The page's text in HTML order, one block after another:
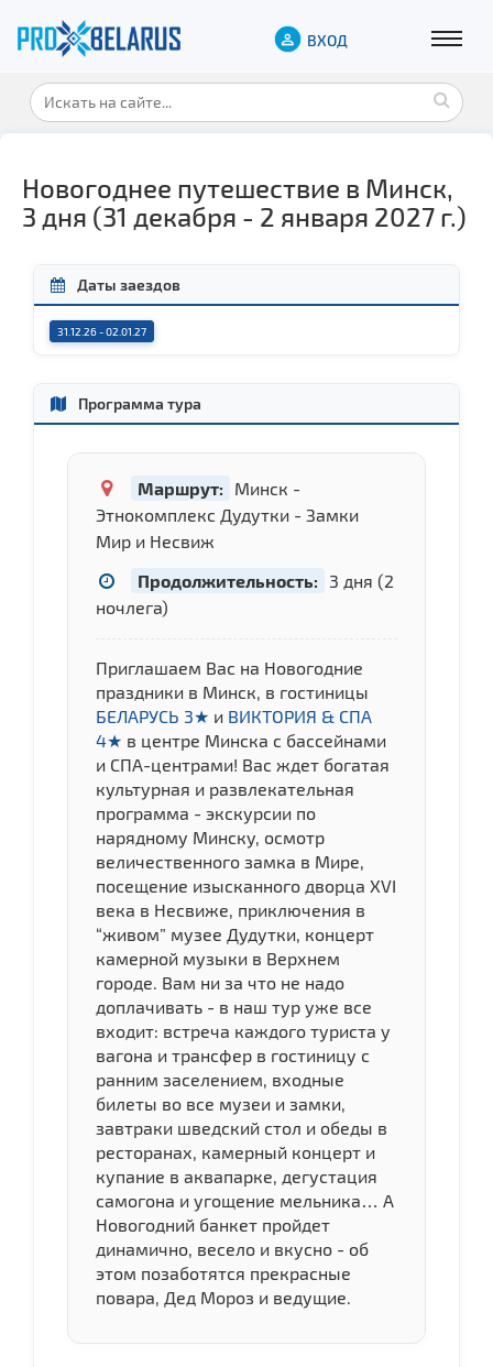
ВХОД
Новогоднее путешествие в Минск,
3 дня (31 декабря - 2 января 2027 г.)
Даты заездов
31.12.26 - 02.01.27
Программа тура
Маршрут:
Минск -
Этнокомплекс Дудутки - Замки
Мир и Несвиж
Продолжительность:
3 дня (2
ночлега)
Приглашаем Вас на Новогодние
праздники в Минск, в гостиницы
БЕЛАРУСЬ 3★ и ВИКТОРИЯ & СПА
4★ в центре Минска с бассейнами
и СПА-центрами! Вас ждет богатая
культурная и развлекательная
программа - экскурсии по
нарядному Минску, осмотр
величественного замка в Мире,
посещение изысканного дворца XVI
века в Несвиже, приключения в
“живом” музее Дудутки, концерт
камерной музыки в Верхнем
городе. Вам ни за что не надо
доплачивать - в наш тур уже все
входит: встреча каждого туриста у
вагона и трансфер в гостиницу с
ранним заселением, входные
билеты во все музеи и замки,
завтраки шведский стол и обеды в
ресторанах, камерный концерт и
купание в аквапарке, дегустация
самогона и угощение мельника… А
Новогодний банкет пройдет
динамично, весело и вкусно - об
этом позаботятся прекрасные
повара, Дед Мороз и ведущие.